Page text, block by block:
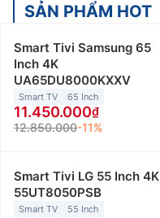
SẢN PHẨM HOT
Smart Tivi Samsung 65
Inch 4K
UA65DU8000KXXV
Smart TV 65 Inch
11.450.000
12.850.000-11%
Smart Tivi LG 55 Inch 4K
55UT8050PSB
Smart TV 55 Inch